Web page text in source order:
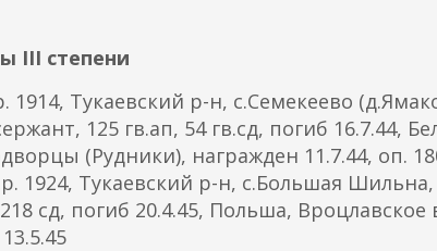
l
)
III степени
Тукаевский р-н, с.Семекеево
125 гв.ап, 54 гв.сд, погиб 16.7.44,
(Рудники), награжден 11.7.44, оп.
1924, Тукаевский р-н, с.Большая
сд, погиб 20.4.45, Польша, Вроцлавское